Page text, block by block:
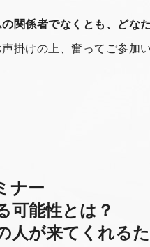
関係者でなくとも、どな
掛けの上、奮ってご参加
ナー
可能性とは？
人が来てくれるた